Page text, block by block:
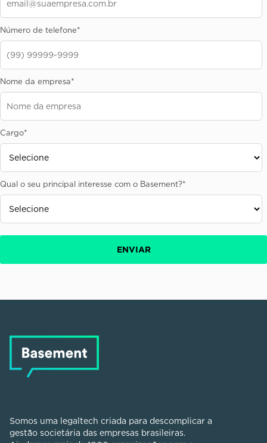
Número de telefone*
Nome da empresa*
Cargo*
Qual o seu principal interesse com o Basement?*
Somos uma legaltech criada para descomplicar a
gestão societária das empresas brasileiras.